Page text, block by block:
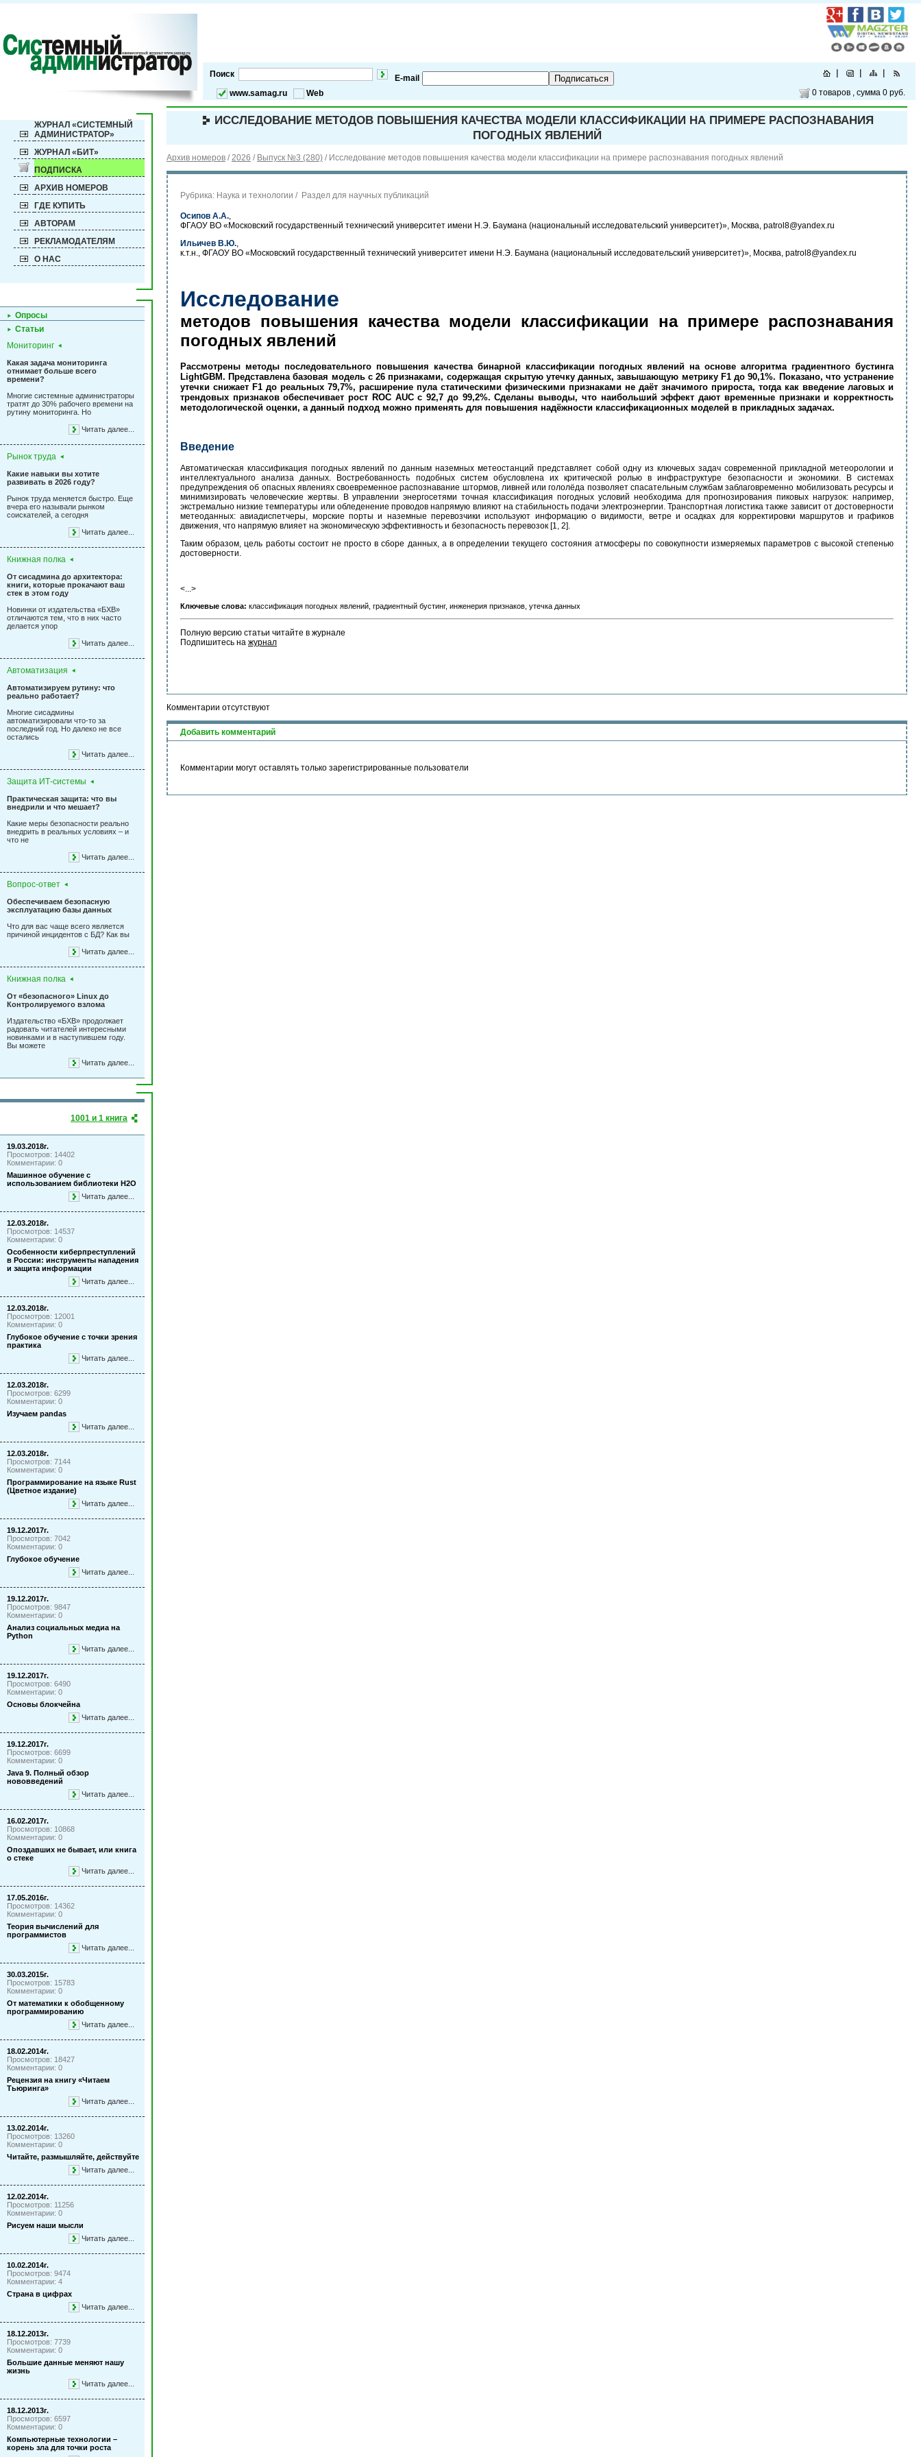
Поиск E-mail Подписаться
www.samag.ru Web 0 товаров , сумма 0 руб.
ЖУРНАЛ «СИСТЕМНЫЙ
АДМИНИСТРАТОР»
ЖУРНАЛ «БИТ»
ПОДПИСКА
АРХИВ НОМЕРОВ
ГДЕ КУПИТЬ
АВТОРАМ
РЕКЛАМОДАТЕЛЯМ
О НАС
Опросы
Статьи
Мониторинг
Какая задача мониторинга
отнимает больше всего
времени?
Многие системные администраторы
тратят до 30% рабочего времени на
рутину мониторинга. Но
Читать далее...
Рынок труда
Какие навыки вы хотите
развивать в 2026 году?
Рынок труда меняется быстро. Еще
вчера его называли рынком
соискателей, а сегодня
Читать далее...
Книжная полка
От сисадмина до архитектора:
книги, которые прокачают ваш
стек в этом году
Новинки от издательства «БХВ»
отличаются тем, что в них часто
делается упор
Читать далее...
Автоматизация
Автоматизируем рутину: что
реально работает?
Многие сисадмины
автоматизировали что-то за
последний год. Но далеко не все
остались
Читать далее...
Защита ИТ-системы
Практическая защита: что вы
внедрили и что мешает?
Какие меры безопасности реально
внедрить в реальных условиях – и
что не
Читать далее...
Вопрос-ответ
Обеспечиваем безопасную
эксплуатацию базы данных
Что для вас чаще всего является
причиной инцидентов с БД? Как вы
Читать далее...
Книжная полка
От «безопасного» Linux до
Контролируемого взлома
Издательство «БХВ» продолжает
радовать читателей интересными
новинками и в наступившем году.
Вы можете
Читать далее...
1001 и 1 книга
19.03.2018г.
Просмотров: 14402
Комментарии: 0
Машинное обучение с
использованием библиотеки Н2О
Читать далее...
12.03.2018г.
Просмотров: 14537
Комментарии: 0
Особенности киберпреступлений
в России: инструменты нападения
и защита информации
Читать далее...
12.03.2018г.
Просмотров: 12001
Комментарии: 0
Глубокое обучение с точки зрения
практика
Читать далее...
12.03.2018г.
Просмотров: 6299
Комментарии: 0
Изучаем pandas
Читать далее...
12.03.2018г.
Просмотров: 7144
Комментарии: 0
Программирование на языке Rust
(Цветное издание)
Читать далее...
19.12.2017г.
Просмотров: 7042
Комментарии: 0
Глубокое обучение
Читать далее...
19.12.2017г.
Просмотров: 9847
Комментарии: 0
Анализ социальных медиа на
Python
Читать далее...
19.12.2017г.
Просмотров: 6490
Комментарии: 0
Основы блокчейна
Читать далее...
19.12.2017г.
Просмотров: 6699
Комментарии: 0
Java 9. Полный обзор
нововведений
Читать далее...
16.02.2017г.
Просмотров: 10868
Комментарии: 0
Опоздавших не бывает, или книга
о стеке
Читать далее...
17.05.2016г.
Просмотров: 14362
Комментарии: 0
Теория вычислений для
программистов
Читать далее...
30.03.2015г.
Просмотров: 15783
Комментарии: 0
От математики к обобщенному
программированию
Читать далее...
18.02.2014г.
Просмотров: 18427
Комментарии: 0
Рецензия на книгу «Читаем
Тьюринга»
Читать далее...
13.02.2014г.
Просмотров: 13260
Комментарии: 0
Читайте, размышляйте, действуйте
Читать далее...
12.02.2014г.
Просмотров: 11256
Комментарии: 0
Рисуем наши мысли
Читать далее...
10.02.2014г.
Просмотров: 9474
Комментарии: 4
Страна в цифрах
Читать далее...
18.12.2013г.
Просмотров: 7739
Комментарии: 0
Большие данные меняют нашу
жизнь
Читать далее...
18.12.2013г.
Просмотров: 6597
Комментарии: 0
Компьютерные технологии –
корень зла для точки роста
ИССЛЕДОВАНИЕ МЕТОДОВ ПОВЫШЕНИЯ КАЧЕСТВА МОДЕЛИ КЛАССИФИКАЦИИ НА ПРИМЕРЕ РАСПОЗНАВАНИЯ
ПОГОДНЫХ ЯВЛЕНИЙ
Архив номеров / 2026 / Выпуск №3 (280) / Исследование методов повышения качества модели классификации на примере распознавания погодных явлений
Рубрика: Наука и технологии / Раздел для научных публикаций
Осипов А.А.,
ФГАОУ ВО «Московский государственный технический университет имени Н.Э. Баумана (национальный исследовательский университет)», Москва, patrol8@yandex.ru
Ильичев В.Ю.,
к.т.н., ФГАОУ ВО «Московский государственный технический университет имени Н.Э. Баумана (национальный исследовательский университет)», Москва, patrol8@yandex.ru
Исследование
методов повышения качества модели классификации на примере распознавания
погодных явлений
Рассмотрены методы последовательного повышения качества бинарной классификации погодных явлений на основе алгоритма градиентного бустинга
LightGBM. Представлена базовая модель с 26 признаками, содержащая скрытую утечку данных, завышающую метрику F1 до 90,1%. Показано, что устранение
утечки снижает F1 до реальных 79,7%, расширение пула статическими физическими признаками не даёт значимого прироста, тогда как введение лаговых и
трендовых признаков обеспечивает рост ROC AUC с 92,7 до 99,2%. Сделаны выводы, что наибольший эффект дают временные признаки и корректность
методологической оценки, а данный подход можно применять для повышения надёжности классификационных моделей в прикладных задачах.
Введение
Автоматическая классификация погодных явлений по данным наземных метеостанций представляет собой одну из ключевых задач современной прикладной метеорологии и
интеллектуального анализа данных. Востребованность подобных систем обусловлена их критической ролью в инфраструктуре безопасности и экономики. В системах
предупреждения об опасных явлениях своевременное распознавание штормов, ливней или гололёда позволяет спасательным службам заблаговременно мобилизовать ресурсы и
минимизировать человеческие жертвы. В управлении энергосетями точная классификация погодных условий необходима для прогнозирования пиковых нагрузок: например,
экстремально низкие температуры или обледенение проводов напрямую влияют на стабильность подачи электроэнергии. Транспортная логистика также зависит от достоверности
метеоданных: авиадиспетчеры, морские порты и наземные перевозчики используют информацию о видимости, ветре и осадках для корректировки маршрутов и графиков
движения, что напрямую влияет на экономическую эффективность и безопасность перевозок [1, 2].
Таким образом, цель работы состоит не просто в сборе данных, а в определении текущего состояния атмосферы по совокупности измеряемых параметров с высокой степенью
достоверности.
<...>
Ключевые слова: классификация погодных явлений, градиентный бустинг, инженерия признаков, утечка данных
Полную версию статьи читайте в журнале
Подпишитесь на журнал
Комментарии отсутствуют
Добавить комментарий
Комментарии могут оставлять только зарегистрированные пользователи